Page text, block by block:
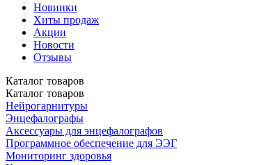
Новинки
Хиты продаж
Акции
Новости
Отзывы
Каталог товаров
Каталог товаров
Нейрогарнитуры
Энцефалографы
Аксессуары для энцефалографов
Программное обеспечение для ЭЭГ
Мониторинг здоровья